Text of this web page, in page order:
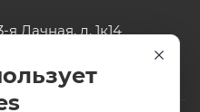
я Дачная, д. 1к14